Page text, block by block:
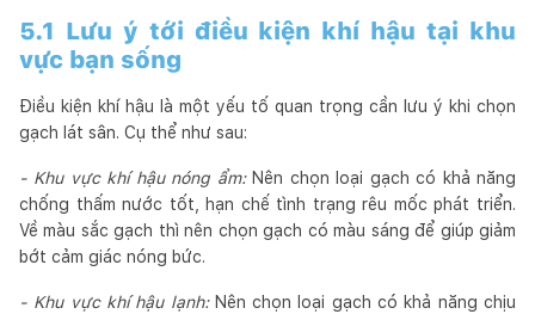
5.1 Lưu ý tới điều kiện khí hậu tại khu
vực bạn sống
Điều kiện khí hậu là một yếu tố quan trọng cần lưu ý khi chọn
gạch lát sân. Cụ thể như sau:
- Khu vực khí hậu nóng ẩm:Nên chọn loại gạch có khả năng
chống thấm nước tốt, hạn chế tình trạng rêu mốc phát triển.
Về màu sắc gạch thì nên chọn gạch có màu sáng để giúp giảm
bớt cảm giác nóng bức.
- Khu vực khí hậu lạnh: Nên chọn loại gạch có khả năng chịu